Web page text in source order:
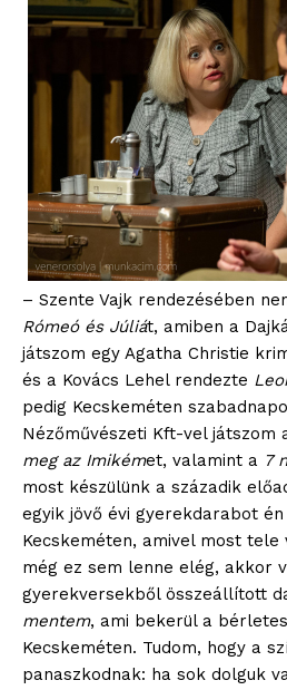
szubjektív
– Szente Vajk rendezésében
Rómeó és Júliát, amiben a
játszom egy Agatha Christie
és a Kovács Lehel rendezte
pedig Kecskeméten
Nézőművészeti Kft-vel játszom
meg az Imikémet, valamint a 7
most készülünk a századik
egyik jövő évi gyerekdarabot
Kecskeméten, amivel most tele
még ez sem lenne elég, akkor
gyerekversekből összeállított
mentem, ami bekerül a
Kecskeméten. Tudom, hogy a
panaszkodnak: ha sok dolguk